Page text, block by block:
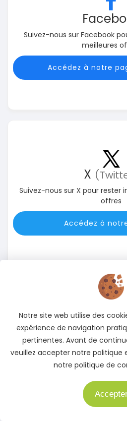
Suivez-nous sur Facebook
meilleures
Accédez à notre
X
Suivez-nous sur X pour rester
offres
Accédez à
Suivez-nous sur Instagram
meilleures
Accédez à notre
Notre site web utilise des
expérience de navigation
pertinentes. Avant de
veuillez accepter notre politique
notre politique de